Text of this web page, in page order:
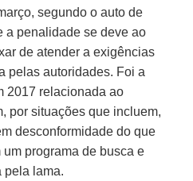
segundo o auto de
a penalidade se deve ao
de atender a exigências
pelas autoridades. Foi a
2017 relacionada ao
por situações que incluem,
desconformidade do que
um programa de busca e
pela lama.